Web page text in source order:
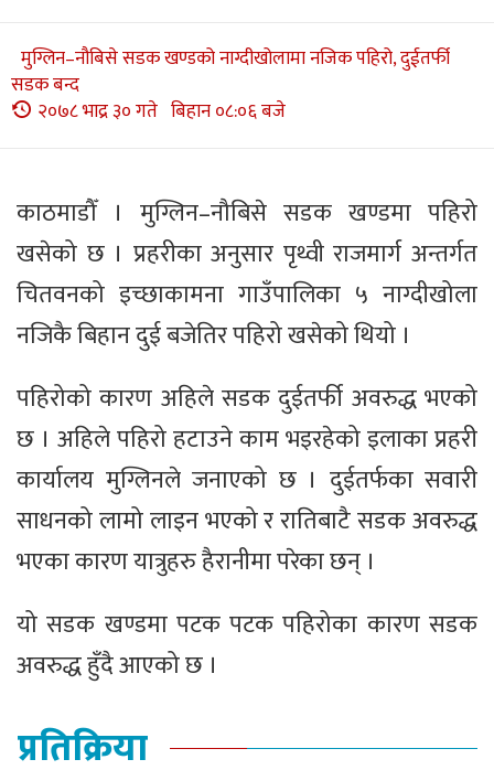
मुग्लिन–नौबिसे सडक खण्डको नाग्दीखोलामा नजिक पहिरो, दुईतर्फी
सडक बन्द
२०७८ भाद्र ३० गते बिहान ०८:०६ बजे
काठमाडौँ । मुग्लिन–नौबिसे सडक खण्डमा पहिरो
खसेको छ । प्रहरीका अनुसार पृथ्वी राजमार्ग अन्तर्गत
चितवनको इच्छाकामना गाउँपालिका ५ नाग्दीखोला
नजिकै बिहान दुई बजेतिर पहिरो खसेको थियो ।
पहिरोको कारण अहिले सडक दुईतर्फी अवरुद्ध भएको
छ । अहिले पहिरो हटाउने काम भइरहेको इलाका प्रहरी
कार्यालय मुग्लिनले जनाएको छ । दुईतर्फका सवारी
साधनको लामो लाइन भएको र रातिबाटै सडक अवरुद्ध
भएका कारण यात्रुहरु हैरानीमा परेका छन् ।
यो सडक खण्डमा पटक पटक पहिरोका कारण सडक
अवरुद्ध हुँदै आएको छ ।
प्रतिक्रिया